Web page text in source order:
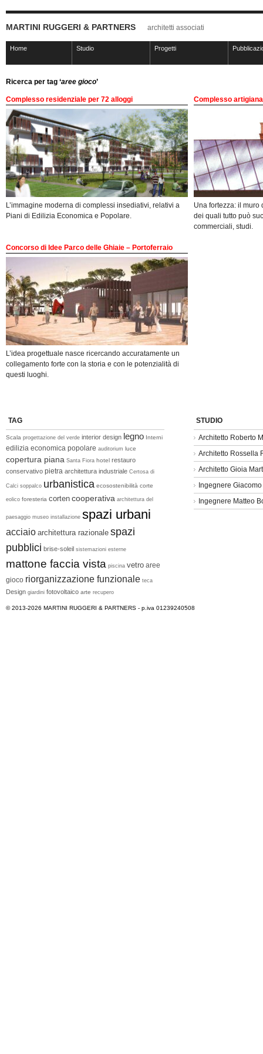
MARTINI RUGGERI & PARTNERS architetti associati
Home Studio Progetti
Ricerca per tag ‘aree gioco’
Complesso residenziale per 72 alloggi
L’immagine moderna di complessi insediativi, relativi a
Piani di Edilizia Economica e Popolare.
Complesso
Una fortezza: il muro
dei quali tutto può
commerciali, studi.
Concorso di Idee Parco delle Ghiaie – Portoferraio
L’idea progettuale nasce ricercando accuratamente un
collegamento forte con la storia e con le potenzialità di
questi luoghi.
TAG
Scala progettazione del verde interior design legno Interni
edilizia economica popolare auditorium luce
copertura piana Santa Fiora hotel restauro
conservativo pietra architettura industriale Certosa di
Calci soppalco urbanistica ecosostenibilità corte
eolico foresteria corten cooperativa architettura del
paesaggio museo installazione spazi urbani
acciaio architettura razionale spazi
pubblici brise-soleil sistemazioni esterne
mattone faccia vista piscina vetro aree
gioco riorganizzazione funzionale teca
Design giardini fotovoltaico arte recupero
STUDIO
Architetto Roberto
Architetto Rossella
Architetto Gioia
Ingegnere
Ingegnere Matteo
© 2013-2026 MARTINI RUGGERI & PARTNERS - p.iva 01239240508